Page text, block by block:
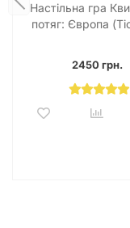
Настільна гра
потяг: Європа
2450 грн.